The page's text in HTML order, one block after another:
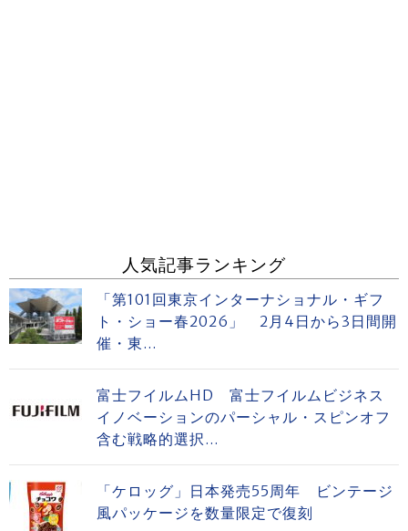
人気記事ランキング
「第101回東京インターナショナル・ギフ
ト・ショー春2026」 2月4日から3日間開
催・東...
富士フイルムHD 富士フイルムビジネス
イノベーションのパーシャル・スピンオフ
含む戦略的選択...
「ケロッグ」日本発売55周年 ビンテージ
風パッケージを数量限定で復刻